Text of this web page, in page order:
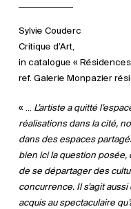
Sylvie Couderc
Critique d’Art,
in catalogue «
ref. Galerie Monpazier
« … L’artiste a quitté
réalisations dans la cité,
dans des espaces
bien ici la question posée,
de se départager des
concurrence. Il s’agit
acquis au spectaculaire